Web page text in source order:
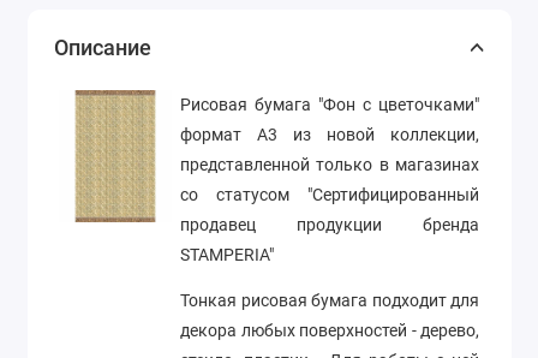
Описание
Рисовая бумага "Фон с цветочками"
формат А3 из новой коллекции,
представленной только в магазинах
со статусом "Сертифицированный
продавец продукции бренда
STAMPERIA"
Тонкая рисовая бумага подходит для
декора любых поверхностей - дерево,